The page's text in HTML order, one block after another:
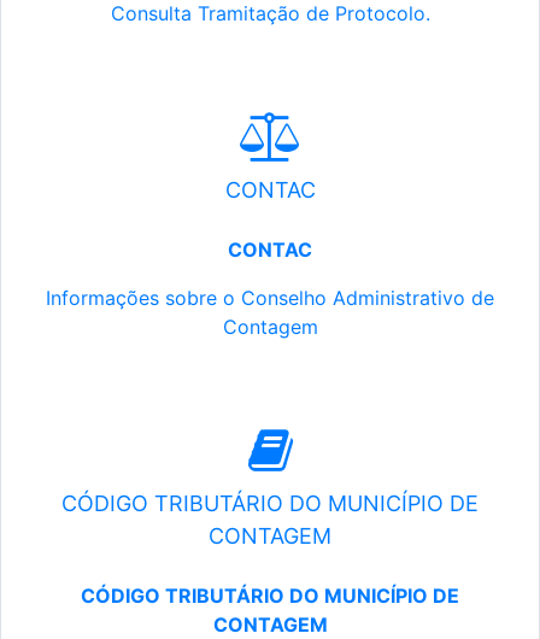
Consulta Tramitação de Protocolo.
CONTAC
CONTAC
Informações sobre o Conselho Administrativo de
Contagem
CÓDIGO TRIBUTÁRIO DO MUNICÍPIO DE
CONTAGEM
CÓDIGO TRIBUTÁRIO DO MUNICÍPIO DE
CONTAGEM